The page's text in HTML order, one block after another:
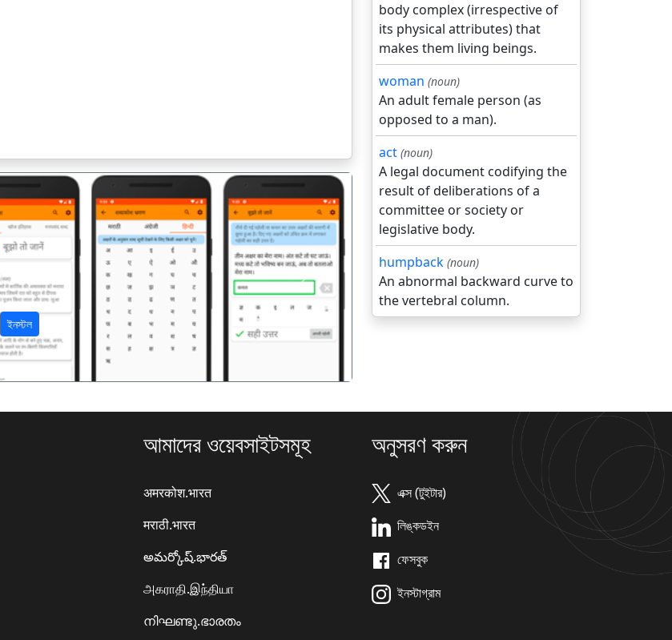
ইনস্টল
अगला
body complex (irrespective of
its physical attributes) that
makes them living beings.
woman (noun)
An adult female person (as
opposed to a man).
act (noun)
A legal document codifying the
result of deliberations of a
committee or society or
legislative body.
humpback (noun)
An abnormal backward curve to
the vertebral column.
আমাদের ওয়েবসাইটসমূহ
अमरकोश.भारत
मराठी.भारत
అమర్కోష్.భారత్
அகராதி.இந்தியா
നിഘണ്ടു.ഭാരതം
অনুসরণ করুন
এক্স (টুইটার)
লিঙ্কডইন
ফেসবুক
ইনস্টাগ্রাম